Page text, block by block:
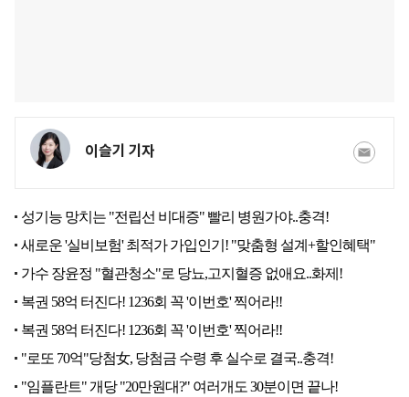
이슬기 기자